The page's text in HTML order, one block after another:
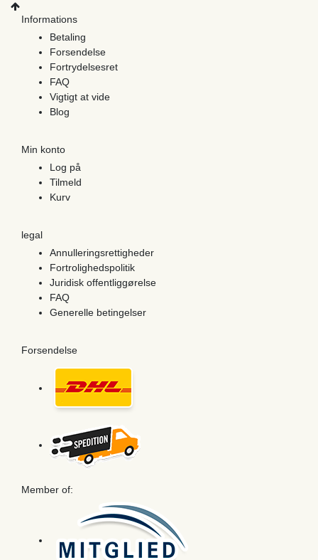
Informations
Betaling
Forsendelse
Fortrydelsesret
FAQ
Vigtigt at vide
Blog
Min konto
Log på
Tilmeld
Kurv
legal
Annulleringsrettigheder
Fortrolighedspolitik
Juridisk offentliggørelse
FAQ
Generelle betingelser
Forsendelse
Member of: